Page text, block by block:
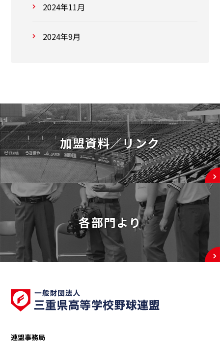
2024年11月
2024年9月
加盟資料／リンク
各部門より
連盟事務局